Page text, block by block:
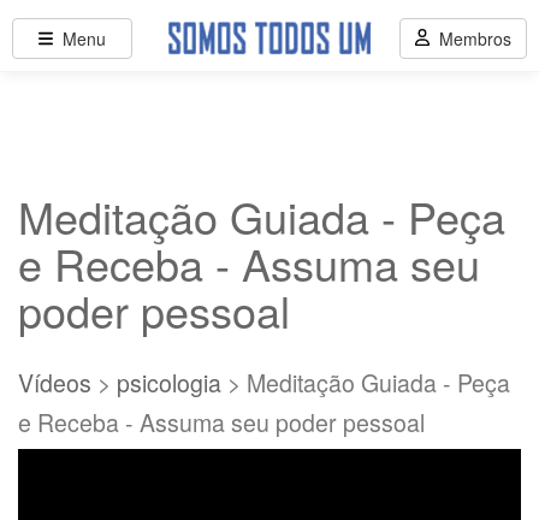
Meditação Guiada - Peça
e Receba - Assuma seu
poder pessoal
Vídeos > psicologia > Meditação Guiada - Peça
e Receba - Assuma seu poder pessoal
Menu Membros